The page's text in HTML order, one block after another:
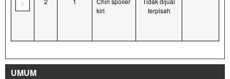
kiri
terpisah
UMUM